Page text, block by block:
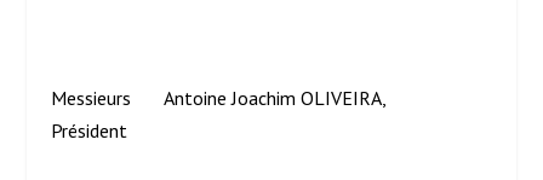
Messieurs Antoine Joachim OLIVEIRA,
Président